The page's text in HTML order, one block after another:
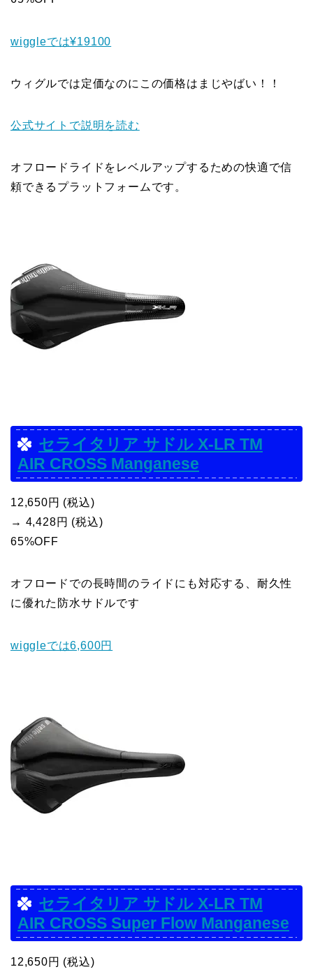
wiggleでは¥19100
ウィグルでは定価なのにこの価格はまじやばい！！
公式サイトで説明を読む
オフロードライドをレベルアップするための快適で信
頼できるプラットフォームです。
セライタリア サドル X-LR TM
AIR CROSS Manganese
12,650円 (税込)
→ 4,428円 (税込)
65%OFF
オフロードでの長時間のライドにも対応する、耐久性
に優れた防水サドルです
wiggleでは6,600円
セライタリア サドル X-LR TM
AIR CROSS Super Flow Manganese
12,650円 (税込)